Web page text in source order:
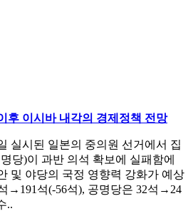
후 이시바 내각의 경제정책 전망
실시된 일본의 중의원 선거에서 집
당)이 과반 의석 확보에 실패함에
및 야당의 국정 영향력 강화가 예상
→191석(-56석), 공명당은 32석→24
..